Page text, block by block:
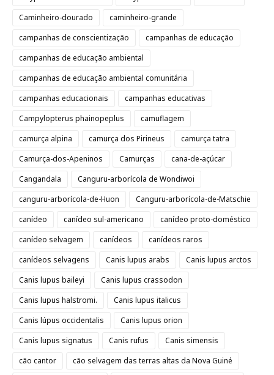
Caminheiro-dourado
caminheiro-grande
campanhas de conscientização
campanhas de educação
campanhas de educação ambiental
campanhas de educação ambiental comunitária
campanhas educacionais
campanhas educativas
Campylopterus phainopeplus
camuflagem
camurça alpina
camurça dos Pirineus
camurça tatra
Camurça-dos-Apeninos
Camurças
cana-de-açúcar
Cangandala
Canguru-arborícola de Wondiwoi
canguru-arborícola-de-Huon
Canguru-arborícola-de-Matschie
canídeo
canídeo sul-americano
canídeo proto-doméstico
canídeo selvagem
canídeos
canídeos raros
canídeos selvagens
Canis lupus arabs
Canis lupus arctos
Canis lupus baileyi
Canis lupus crassodon
Canis lupus halstromi.
Canis lupus italicus
Canis lúpus occidentalis
Canis lupus orion
Canis lupus signatus
Canis rufus
Canis simensis
cão cantor
cão selvagem das terras altas da Nova Guiné